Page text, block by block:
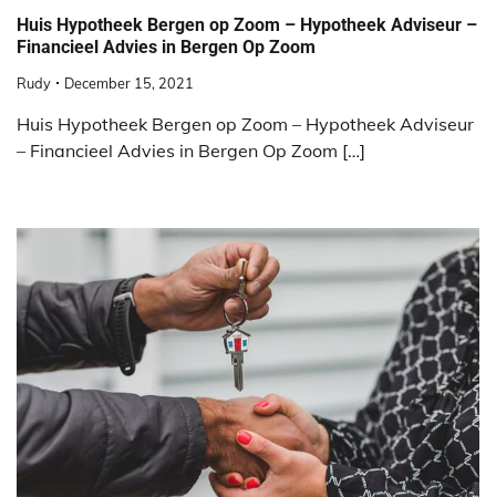
Huis Hypotheek Bergen op Zoom – Hypotheek Adviseur –
Financieel Advies in Bergen Op Zoom
Rudy December 15, 2021
Huis Hypotheek Bergen op Zoom – Hypotheek Adviseur
– Financieel Advies in Bergen Op Zoom […]